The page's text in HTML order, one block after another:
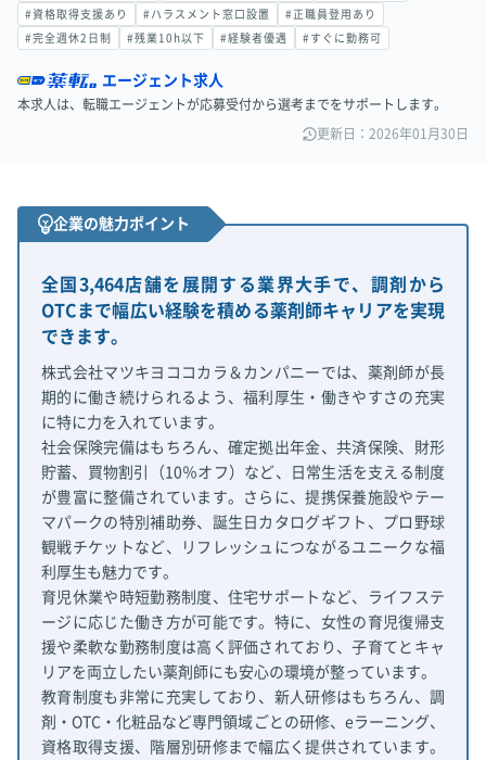
#資格取得支援あり #ハラスメント窓口設置 #正職員登用あり
#完全週休2日制 #残業10h以下 #経験者優遇 #すぐに勤務可
エージェント求人
本求人は、転職エージェントが応募受付から選考までをサポートします。
更新日：2026年01月30日
企業の魅力ポイント
全国3,464店舗を展開する業界大手で、調剤から
OTCまで幅広い経験を積める薬剤師キャリアを実現
できます。
株式会社マツキヨココカラ＆カンパニーでは、薬剤師が長
期的に働き続けられるよう、福利厚生・働きやすさの充実
に特に力を入れています。
社会保険完備はもちろん、確定拠出年金、共済保険、財形
貯蓄、買物割引（10％オフ）など、日常生活を支える制度
が豊富に整備されています。さらに、提携保養施設やテー
マパークの特別補助券、誕生日カタログギフト、プロ野球
観戦チケットなど、リフレッシュにつながるユニークな福
利厚生も魅力です。
育児休業や時短勤務制度、住宅サポートなど、ライフステ
ージに応じた働き方が可能です。特に、女性の育児復帰支
援や柔軟な勤務制度は高く評価されており、子育てとキャ
リアを両立したい薬剤師にも安心の環境が整っています。
教育制度も非常に充実しており、新人研修はもちろん、調
剤・OTC・化粧品など専門領域ごとの研修、eラーニング、
資格取得支援、階層別研修まで幅広く提供されています。